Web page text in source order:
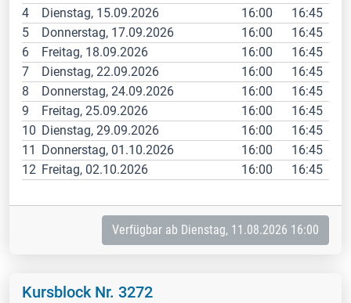
4
Dienstag, 15.09.2026 16:00
16:45
5
Donnerstag, 17.09.2026 16:00
16:45
6
Freitag, 18.09.2026 16:00
16:45
7
Dienstag, 22.09.2026 16:00
16:45
8
Donnerstag, 24.09.2026 16:00
16:45
9
Freitag, 25.09.2026 16:00
16:45
10 Dienstag, 29.09.2026 16:00
16:45
11
Donnerstag, 01.10.2026 16:00
16:45
12 Freitag, 02.10.2026 16:00 16:45
Verfügbar ab Dienstag, 11.08.2026 16:00
Kursblock Nr. 3272